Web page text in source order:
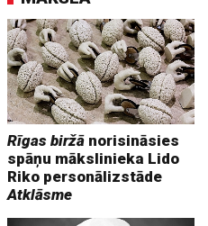
Rīgas biržā norisināsies
spāņu mākslinieka Lido
Riko personālizstāde
Atklāsme